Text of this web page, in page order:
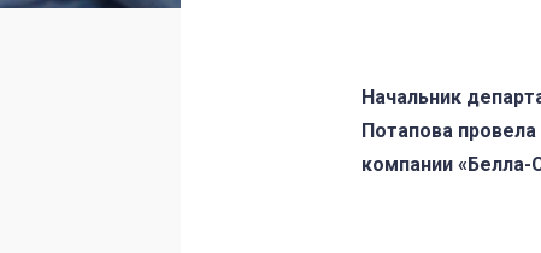
Начальник
Потапова
компании «Белла-